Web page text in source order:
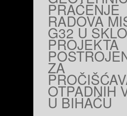
PRAĆENJE
RADOVA
G32 U
PROJEKTA
ZA
OTPADNIH
U BIHAĆU